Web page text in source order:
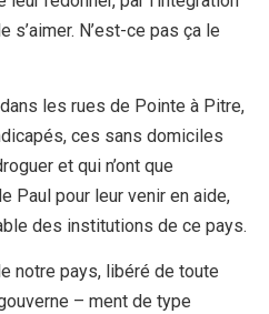
N’est-ce pas ça le
les rues de Pointe à Pitre,
ces sans domiciles
et qui n’ont que
Paul pour leur venir en aide,
des institutions de ce pays.
notre pays, libéré de toute
– ment de type